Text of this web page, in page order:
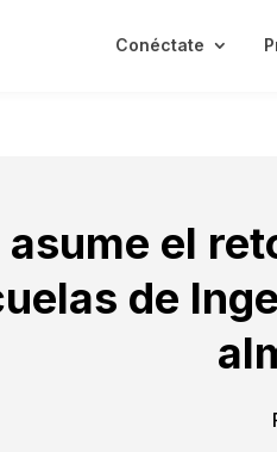
Conéctate
el
de